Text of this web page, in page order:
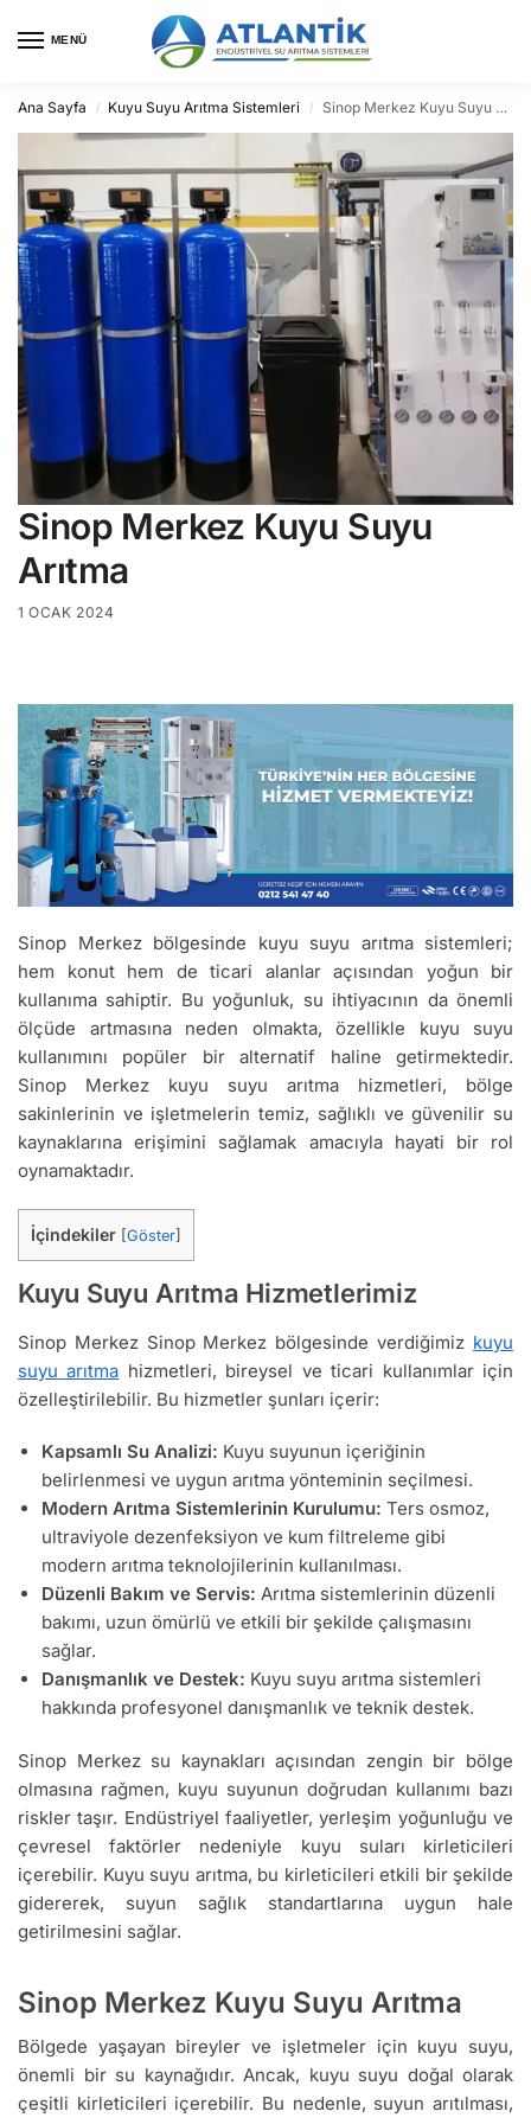
MENÜ
Ana Sayfa / Kuyu Suyu Arıtma Sistemleri / Sinop Merkez Kuyu Suyu Arıtma
Sinop Merkez Kuyu Suyu
Arıtma
1 OCAK 2024
Sinop Merkez bölgesinde kuyu suyu arıtma sistemleri;
hem konut hem de ticari alanlar açısından yoğun bir
kullanıma sahiptir. Bu yoğunluk, su ihtiyacının da önemli
ölçüde artmasına neden olmakta, özellikle kuyu suyu
kullanımını popüler bir alternatif haline getirmektedir.
Sinop Merkez kuyu suyu arıtma hizmetleri, bölge
sakinlerinin ve işletmelerin temiz, sağlıklı ve güvenilir su
kaynaklarına erişimini sağlamak amacıyla hayati bir rol
oynamaktadır.
İçindekiler Göster
Kuyu Suyu Arıtma Hizmetlerimiz
Sinop Merkez Sinop Merkez bölgesinde verdiğimiz kuyu
suyu arıtma hizmetleri, bireysel ve ticari kullanımlar için
özelleştirilebilir. Bu hizmetler şunları içerir:
Kapsamlı Su Analizi: Kuyu suyunun içeriğinin
belirlenmesi ve uygun arıtma yönteminin seçilmesi.
Modern Arıtma Sistemlerinin Kurulumu: Ters osmoz,
ultraviyole dezenfeksiyon ve kum filtreleme gibi
modern arıtma teknolojilerinin kullanılması.
Düzenli Bakım ve Servis: Arıtma sistemlerinin düzenli
bakımı, uzun ömürlü ve etkili bir şekilde çalışmasını
sağlar.
Danışmanlık ve Destek: Kuyu suyu arıtma sistemleri
hakkında profesyonel danışmanlık ve teknik destek.
Sinop Merkez su kaynakları açısından zengin bir bölge
olmasına rağmen, kuyu suyunun doğrudan kullanımı bazı
riskler taşır. Endüstriyel faaliyetler, yerleşim yoğunluğu ve
çevresel faktörler nedeniyle kuyu suları kirleticileri
içerebilir. Kuyu suyu arıtma, bu kirleticileri etkili bir şekilde
gidererek, suyun sağlık standartlarına uygun hale
getirilmesini sağlar.
Sinop Merkez Kuyu Suyu Arıtma
Bölgede yaşayan bireyler ve işletmeler için kuyu suyu,
önemli bir su kaynağıdır. Ancak, kuyu suyu doğal olarak
çeşitli kirleticileri içerebilir. Bu nedenle, suyun arıtılması,